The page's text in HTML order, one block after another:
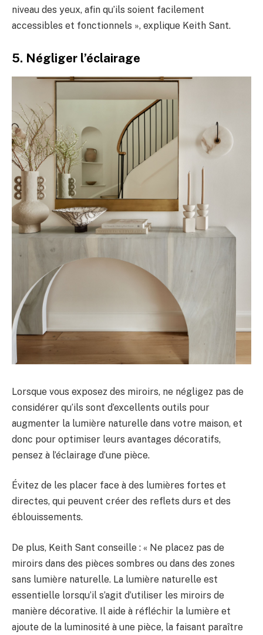
niveau des yeux, afin qu’ils soient facilement
accessibles et fonctionnels », explique Keith Sant.
5. Négliger l’éclairage
Lorsque vous exposez des miroirs, ne négligez pas de
considérer qu’ils sont d’excellents outils pour
augmenter la lumière naturelle dans votre maison, et
donc pour optimiser leurs avantages décoratifs,
pensez à l’éclairage d’une pièce.
Évitez de les placer face à des lumières fortes et
directes, qui peuvent créer des reflets durs et des
éblouissements.
De plus, Keith Sant conseille : « Ne placez pas de
miroirs dans des pièces sombres ou dans des zones
sans lumière naturelle. La lumière naturelle est
essentielle lorsqu’il s’agit d’utiliser les miroirs de
manière décorative. Il aide à réfléchir la lumière et
ajoute de la luminosité à une pièce, la faisant paraître